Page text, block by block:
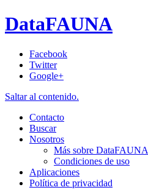
DataFAUNA
Facebook
Twitter
Google+
Saltar al contenido.
Contacto
Buscar
Nosotros
Más sobre DataFAUNA
Condiciones de uso
Aplicaciones
Política de privacidad